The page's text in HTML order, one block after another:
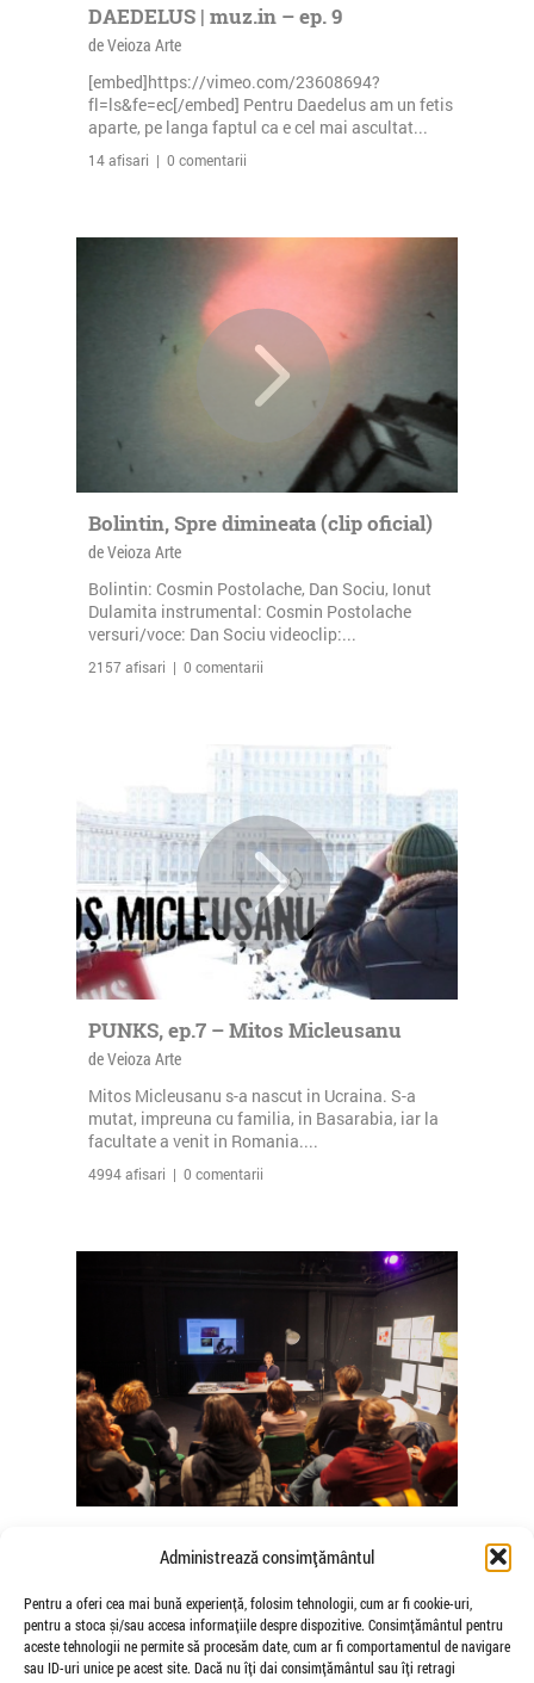
Administrează consimțământul
Pentru a oferi cea mai bună experiență, folosim tehnologii, cum ar fi cookie-uri,
pentru a stoca și/sau accesa informațiile despre dispozitive. Consimțământul pentru
aceste tehnologii ne permite să procesăm date, cum ar fi comportamentul de navigare
sau ID-uri unice pe acest site. Dacă nu îți dai consimțământul sau îți retragi
DAEDELUS | muz.in – ep. 9
de Veioza Arte
[embed]https://vimeo.com/23608694?
fl=ls&fe=ec[/embed] Pentru Daedelus am un fetis
aparte, pe langa faptul ca e cel mai ascultat...
14 afisari | 0 comentarii
Bolintin, Spre dimineata (clip oficial)
de Veioza Arte
Bolintin: Cosmin Postolache, Dan Sociu, Ionut
Dulamita instrumental: Cosmin Postolache
versuri/voce: Dan Sociu videoclip:...
2157 afisari | 0 comentarii
PUNKS, ep.7 – Mitos Micleusanu
de Veioza Arte
Mitos Micleusanu s-a nascut in Ucraina. S-a
mutat, impreuna cu familia, in Basarabia, iar la
facultate a venit in Romania....
4994 afisari | 0 comentarii
Somatice susținute de coregrafele
Mădălina Dan și Valentina De Piante
Niculae
de Veioza Arte